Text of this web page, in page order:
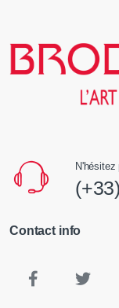
Contact info